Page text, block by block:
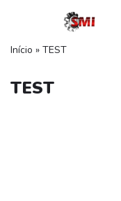
para
conteúdo
Início » TEST
TEST